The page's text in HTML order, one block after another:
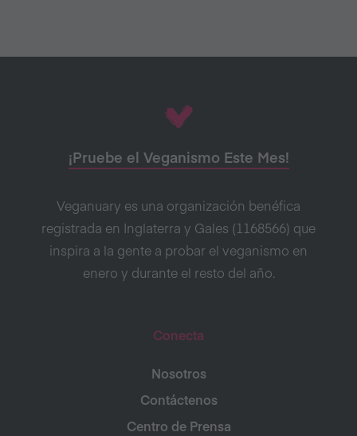
¡Pruebe el Veganismo Este Mes!
Veganuary es una organización benéfica
registrada en Inglaterra y Gales (1168566) que
inspira a la gente a probar el veganismo en
enero y durante el resto del año.
Conecta
Nosotros
Contáctenos
Centro de Prensa